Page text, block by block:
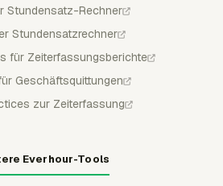
Stundensatz-Rechner
Stundensatzrechner
für Zeiterfassungsberichte
Geschäftsquittungen
zur Zeiterfassung
Everhour-Tools